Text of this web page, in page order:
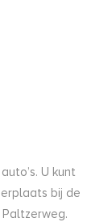
U kunt
bij de